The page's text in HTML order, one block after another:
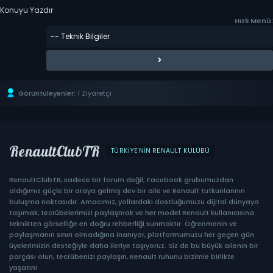
Konuyu Yazdır
Hızlı Menü:
Görüntüleyenler: 1 Ziyaretçi
RenaultClubTR TÜRKIYE'NIN RENAULT KULÜBÜ
RenaultClubTR, sadece bir forum değil; Facebook grubumuzdan
aldığımız güçle bir araya gelmiş dev bir aile ve Renault tutkunlarının
buluşma noktasıdır. Amacımız, yollardaki dostluğumuzu dijital dünyaya
taşımak, tecrübelerimizi paylaşmak ve her model Renault kullanıcısına
teknikten görselliğe en doğru rehberliği sunmaktır. Öğrenmenin ve
paylaşmanın sınırı olmadığına inanıyor, platformumuzu her geçen gün
üyelerimizin desteğiyle daha ileriye taşıyoruz. Siz de bu büyük ailenin bir
parçası olun, tecrübenizi paylaşın, Renault ruhunu bizimle birlikte
yaşatın!